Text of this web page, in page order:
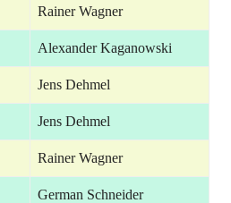
Rainer Wagner
Alexander Kaganowski
Jens Dehmel
Jens Dehmel
Rainer Wagner
German Schneider